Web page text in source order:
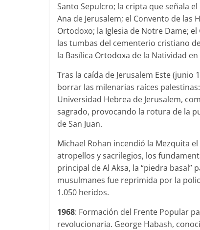
Santo Sepulcro; la cripta que señala
Ana de Jerusalem; el Convento de
Ortodoxo; la Iglesia de Notre Dame;
las tumbas del cementerio cristiano
la Basílica Ortodoxa de la Natividad en
Tras la caída de Jerusalem Este
borrar las milenarias raíces
Universidad Hebrea de Jerusalem,
sagrado, provocando la rotura de la
de San Juan.
Michael Rohan incendió la Mezquita
atropellos y sacrilegios, los
principal de Al Aksa, la “piedra
musulmanes fue reprimida por la
1.050 heridos.
1968: Formación del Frente Popular
revolucionaria. George Habash,